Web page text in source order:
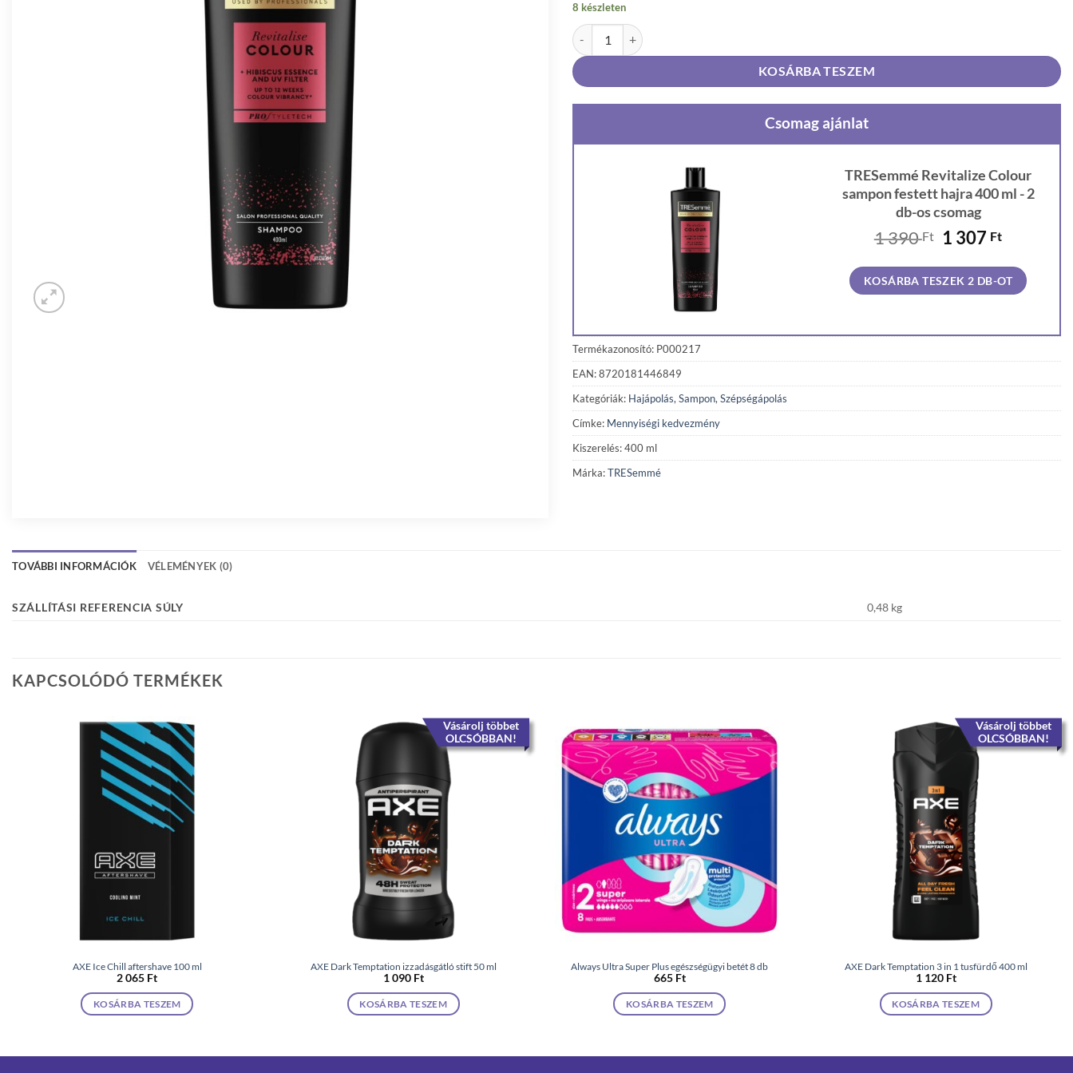
8 készleten
TRESemmé Revitalize Colour sampon festett hajra 400 ml mennyiség
KOSÁRBA TESZEM
Csomag ajánlat
TRESemmé Revitalize Colour
sampon festett hajra 400 ml - 2
db-os csomag
1 390Ft
Original
was:
1
1 307 FtCurrent
is:
1
KOSÁRBA TESZEK 2 DB-OT
Termékazonosító: P000217
EAN: 8720181446849
Kategóriák: Hajápolás, Sampon, Szépségápolás
Címke: Mennyiségi kedvezmény
Kiszerelés: 400 ml
Márka:TRESemmé
TOVÁBBI INFORMÁCIÓK VÉLEMÉNYEK (0)
SZÁLLÍTÁSI REFERENCIA SÚLY 0,48 kg
KAPCSOLÓDÓ TERMÉKEK
AXE Ice Chill aftershave 100 ml
2 065 Ft
KOSÁRBA TESZEM
Vásárolj többet
OLCSÓBBAN!
AXE Dark Temptation izzadásgátló stift 50 ml
1 090 Ft
KOSÁRBA TESZEM
Always Ultra Super Plus egészségügyi betét 8 db
665 Ft
KOSÁRBA TESZEM
Vásárolj többet
OLCSÓBBAN!
AXE Dark Temptation 3 in 1 tusfürdő 400 ml
1 120 Ft
KOSÁRBA TESZEM